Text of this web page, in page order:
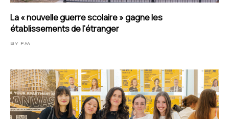
La « nouvelle guerre scolaire » gagne les
établissements de l’étranger
By FM